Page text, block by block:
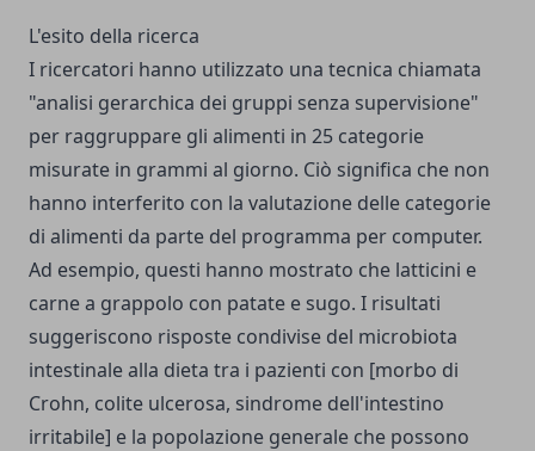
L'esito della ricerca
I ricercatori hanno utilizzato una tecnica chiamata
"analisi gerarchica dei gruppi senza supervisione"
per raggruppare gli alimenti in 25 categorie
misurate in grammi al giorno. Ciò significa che non
hanno interferito con la valutazione delle categorie
di alimenti da parte del programma per computer.
Ad esempio, questi hanno mostrato che latticini e
carne a grappolo con patate e sugo. I risultati
suggeriscono risposte condivise del microbiota
intestinale alla dieta tra i pazienti con [morbo di
Crohn, colite ulcerosa, sindrome dell'intestino
irritabile] e la popolazione generale che possono